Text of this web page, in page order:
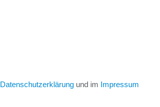
Datenschutzerklärung und im Impressum